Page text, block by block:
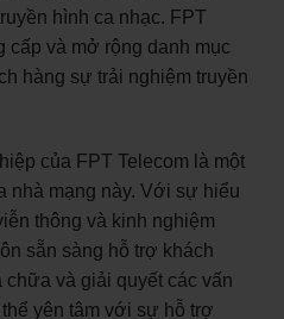
hình ca nhạc. FPT
cấp và mở rộng danh mục
hàng sự trải nghiệm truyền
của FPT Telecom là một
nhà mạng này. Với sự hiểu
thông và kinh nghiệm
sẵn sàng hỗ trợ khách
chữa và giải quyết các vấn
yên tâm với sự hỗ trợ